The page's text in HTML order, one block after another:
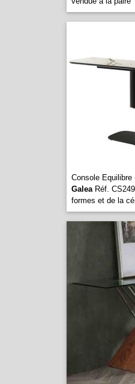
Console Equilibre
GaleaRéf.
formes et de la